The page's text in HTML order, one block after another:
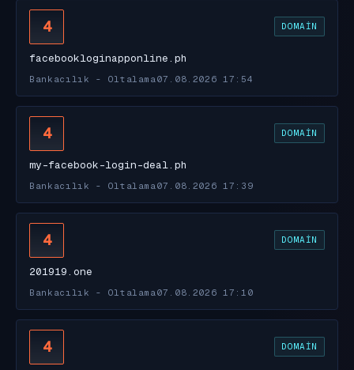
4 DOMAIN
facebookloginapponline.ph
Bankacılık - Oltalama 07.08.2026 17:54
4 DOMAIN
my-facebook-login-deal.ph
Bankacılık - Oltalama 07.08.2026 17:39
4 DOMAIN
201919.one
Bankacılık - Oltalama 07.08.2026 17:10
4 DOMAIN